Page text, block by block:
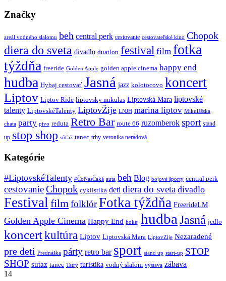
Značky
areál vodného slalomu beh central perk cestovanie cestovateľské kino Chopok
diera do sveta divadlo duatlon festival film fotka
týždňa freeride Golden Apple golden apple cinema happy end
hudba Hybaj cestovať Jasná jazz kolotocovo koncert
Liptov Liptov Ride liptovsky mikulas Liptovská Mara liptovské
talenty LiptovskéTalenty LiptovŽije LNJH marina liptov Mikulášska
chata party pivo reduta Retro Bar route 66 ruzomberok sport stand
up stop shop súťaž tanec trhy veronika nerádová
Kategórie
#LiptovskéTalenty #ČoNásČaká auta beh Blog bojové športy central perk
cestovanieChopok cyklistika deti diera do sveta divadlo
Festival filmfolklórFotka týždňa FreerideLM
Golden Apple Cinema Happy End hokej hudba Jasná jedlo
koncertkultúra Liptov Liptovská Mara LiptovZije Nezaradené
pre deti Prednáška párty retro bar sport stand up start-up STOP
SHOP sutaz tanec Tatry turistika vodný slalom výstava zábava
14